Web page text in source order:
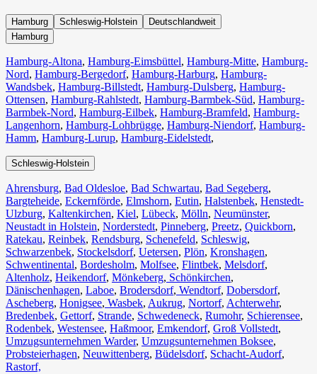
Hamburg Schleswig-Holstein
Deutschlandweit
Hamburg
Hamburg-Altona, Hamburg-Eimsbüttel, Hamburg-Mitte, Hamburg-
Nord, Hamburg-Bergedorf, Hamburg-Harburg, Hamburg-
Wandsbek, Hamburg-Billstedt, Hamburg-Dulsberg, Hamburg-
Ottensen, Hamburg-Rahlstedt, Hamburg-Barmbek-Süd, Hamburg-
Barmbek-Nord, Hamburg-Eilbek, Hamburg-Bramfeld, Hamburg-
Langenhorn, Hamburg-Lohbrügge, Hamburg-Niendorf, Hamburg-
Hamm, Hamburg-Lurup, Hamburg-Eidelstedt,
Schleswig-Holstein
Ahrensburg, Bad Oldesloe, Bad Schwartau, Bad Segeberg,
Bargteheide, Eckernförde, Elmshorn, Eutin, Halstenbek, Henstedt-
Ulzburg, Kaltenkirchen, Kiel, Lübeck, Mölln, Neumünster,
Neustadt in Holstein, Norderstedt, Pinneberg, Preetz, Quickborn,
Ratekau, Reinbek, Rendsburg, Schenefeld, Schleswig,
Schwarzenbek, Stockelsdorf, Uetersen, Plön, Kronshagen,
Schwentinental, Bordesholm, Molfsee, Flintbek, Melsdorf,
Altenholz, Heikendorf, Mönkeberg, Schönkirchen,
Dänischenhagen, Laboe, Brodersdorf, Wendtorf, Dobersdorf,
Ascheberg, Honigsee, Wasbek, Aukrug, Nortorf, Achterwehr,
Bredenbek, Gettorf, Strande, Schwedeneck, Rumohr, Schierensee,
Rodenbek, Westensee, Haßmoor, Emkendorf, Groß Vollstedt,
Umzugsunternehmen Warder, Umzugsunternehmen Boksee,
Probsteierhagen, Neuwittenberg, Büdelsdorf, Schacht-Audorf,
Rastorf,